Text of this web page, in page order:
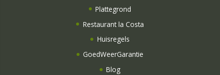
Plattegrond
Restaurant la Costa
Huisregels
GoedWeerGarantie
Blog